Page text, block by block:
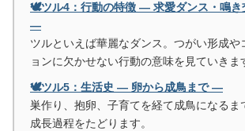
🕊️ツル4：行動の特徴 ― 求愛ダンス・鳴き
―
ツルといえば華麗なダンス。つがい形成や
ョンに欠かせない行動の意味を見ていきま
🕊️ツル5：生活史 ― 卵から成鳥まで ―
巣作り、抱卵、子育てを経て成鳥になるま
成長過程をたどります。